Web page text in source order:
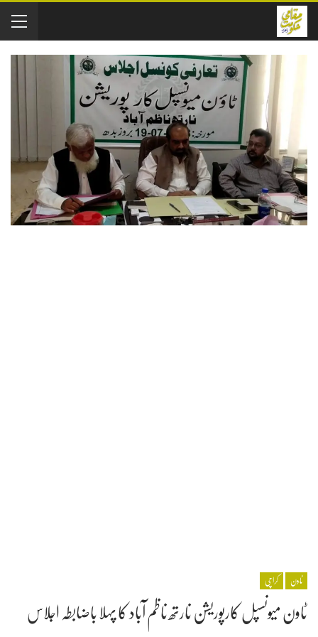
ٹاون کراچی
ٹاون میونسپل کارپوریشن نارتھ ناظم آباد کا پہلا باضابطہ اجلاس